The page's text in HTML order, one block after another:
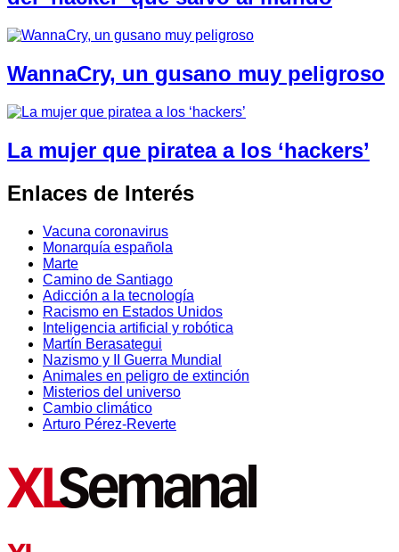
WannaCry, un gusano muy peligroso
La mujer que piratea a los ‘hackers’
Enlaces de Interés
Vacuna coronavirus
Monarquía española
Marte
Camino de Santiago
Adicción a la tecnología
Racismo en Estados Unidos
Inteligencia artificial y robótica
Martín Berasategui
Nazismo y II Guerra Mundial
Animales en peligro de extinción
Misterios del universo
Cambio climático
Arturo Pérez-Reverte